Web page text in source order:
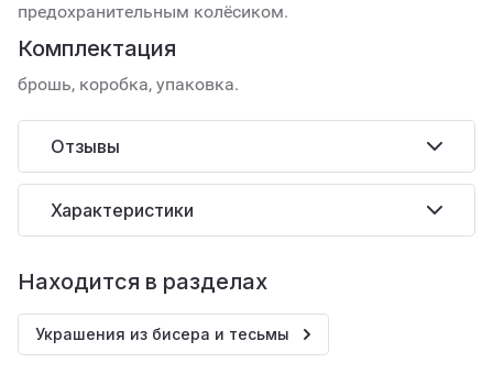
предохранительным колёсиком.
Комплектация
брошь, коробка, упаковка.
Отзывы
Характеристики
Находится в разделах
Украшения из бисера и тесьмы